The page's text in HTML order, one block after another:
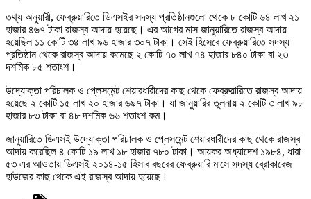
তথ্য অনুয়ারী, ফেব্রুয়ারিতে ডিএসইর সদস্য প্রতিষ্ঠানগুলো থেকে ৮ কোটি ৬৪ লাখ ২১
হাজার ৪৬৭ টাকা রাজস্ব আদায় হয়েছে। এর আগের মাস জানুয়ারিতে রাজস্ব আদায়
হয়েছিল ১১ কোটি ৩৪ লাখ ৯৬ হাজার ৩০৭ টাকা। সেই হিসেবে ফেব্রুয়ারিতে সদস্য
প্রতিষ্ঠান থেকে রাজস্ব আদায় কমেছে ২ কোটি ৭০ লাখ ৭৪ হাজার ৮৪০ টাকা বা ২৩
দশমিক ৮৫ শতাংশ।
উদ্যোক্তা পরিচালক ও প্লেসমেন্ট শেয়ারধারীদের কাছ থেকে ফেব্রুয়ারিতে রাজস্ব আদায়
হয়েছে ২ কোটি ১৫ লাখ ২০ হাজার ৬৯৭ টাকা। যা জানুয়ারির তুলনায় ২ কোটি ৩ লাখ ৯৮
হাজার ৮৩ টাকা বা ৪৮ দশমিক ৬৬ শতাংশ কম।
জানুয়ারিতে ডিএসই উদ্যোক্তা পরিচালক ও প্লেসমেন্ট শেয়ারধারীদের কাছ থেকে রাজস্ব
আদায় করেছিল ৪ কোটি ১৯ লাখ ১৮ হাজার ৭৮০ টাকা। আয়কর অধ্যাদেশ ১৯৮৪, ধারা
৫৩ এর আওতায় ডিএসই ২০১৪-১৫ হিসাব বছরের ফেব্রুয়ারি মাসে সদস্য ব্রোকারেজ
হাউজের কাছ থেকে এই রাজস্ব আদায় হয়েছে।